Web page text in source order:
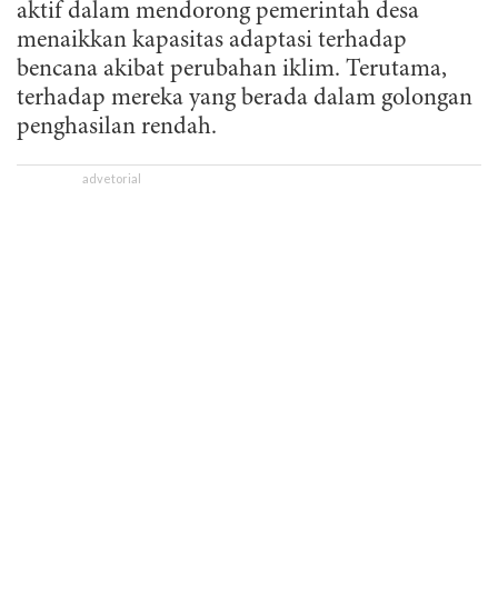
aktif dalam mendorong pemerintah desa
menaikkan kapasitas adaptasi terhadap
bencana akibat perubahan iklim. Terutama,
terhadap mereka yang berada dalam golongan
penghasilan rendah.